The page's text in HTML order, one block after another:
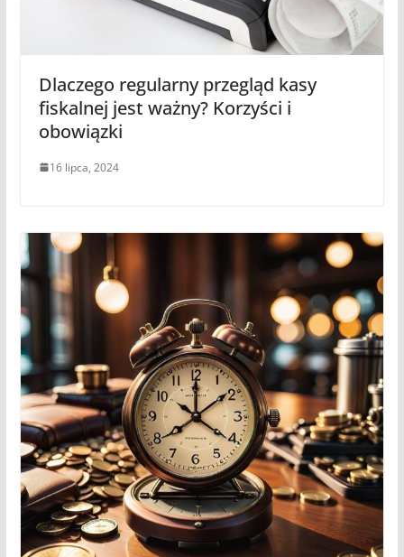
Dlaczego regularny przegląd kasy
fiskalnej jest ważny? Korzyści i
obowiązki
16 lipca, 2024